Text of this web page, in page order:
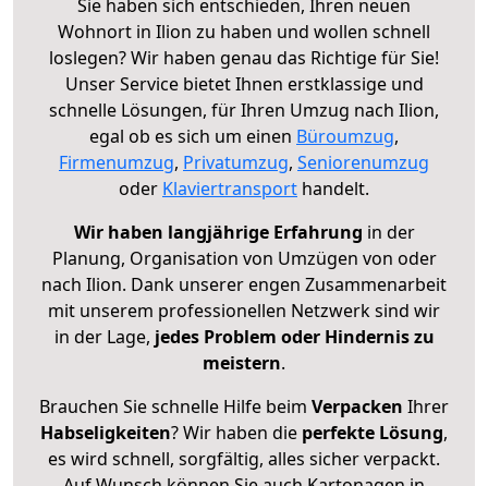
Sie haben sich entschieden, Ihren neuen
Wohnort in Ilion zu haben und wollen schnell
loslegen? Wir haben genau das Richtige für Sie!
Unser Service bietet Ihnen erstklassige und
schnelle Lösungen, für Ihren Umzug nach Ilion,
egal ob es sich um einen Büroumzug,
Firmenumzug, Privatumzug, Seniorenumzug
oder Klaviertransport handelt.
Wir haben langjährige Erfahrung in der
Planung, Organisation von Umzügen von oder
nach Ilion. Dank unserer engen Zusammenarbeit
mit unserem professionellen Netzwerk sind wir
in der Lage, jedes Problem oder Hindernis zu
meistern.
Brauchen Sie schnelle Hilfe beim Verpacken Ihrer
Habseligkeiten? Wir haben die perfekte Lösung,
es wird schnell, sorgfältig, alles sicher verpackt.